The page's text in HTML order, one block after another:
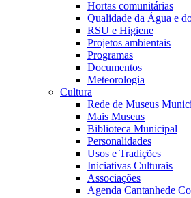
Hortas comunitárias
Qualidade da Água e
RSU e Higiene
Projetos ambientais
Programas
Documentos
Meteorologia
Cultura
Rede de Museus
Mais Museus
Biblioteca Municipal
Personalidades
Usos e Tradições
Iniciativas Culturais
Associações
Agenda Cantanhede